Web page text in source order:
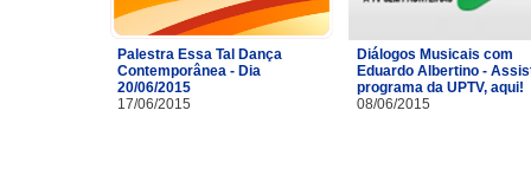
Palestra Essa Tal Dança
Contemporânea - Dia
20/06/2015
17/06/2015
Diálogos Musicais com
Eduardo Albertino -
programa da UPTV, aqui!
08/06/2015